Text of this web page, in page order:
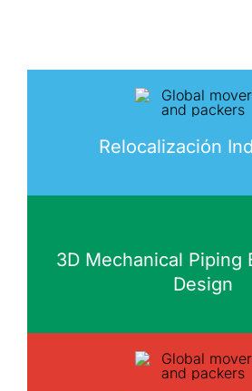
Relocalización
3D Mechanical Piping
Design